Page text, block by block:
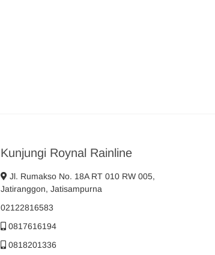
Kunjungi Roynal Rainline
Jl. Rumakso No. 18A RT 010 RW 005,
Jatiranggon, Jatisampurna
02122816583
0817616194
0818201336